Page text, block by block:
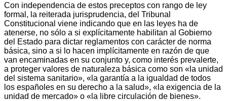
Con independencia de estos preceptos con rango de ley
formal, la reiterada jurisprudencia, del Tribunal
Constitucional viene indicando que en las leyes ha de
atenerse, no sólo a si explícitamente habilitan al Gobierno
del Estado para dictar reglamentos con carácter de norma
básica, sino a si lo hacen implícitamente en razón de que
van encaminadas en su conjunto y, como interés prevalerte,
a proteger valores de naturaleza básica como son «la unidad
del sistema sanitario», «la garantía a la igualdad de todos
los españoles en su derecho a la salud», «la exigencia de la
unidad de mercado» o «la libre circulación de bienes».